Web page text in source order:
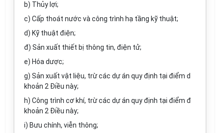
b) Thủy lợi;
c) Cấp thoát nước và công trình hạ tầng kỹ thuật;
d) Kỹ thuật điện;
đ) Sản xuất thiết bị thông tin, điện tử;
e) Hóa dược;
g) Sản xuất vật liệu, trừ các dự án quy định tại điểm d
khoản 2 Điều này;
h) Công trình cơ khí, trừ các dự án quy định tại điểm đ
khoản 2 Điều này;
i) Bưu chính, viễn thông;